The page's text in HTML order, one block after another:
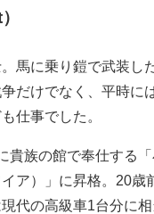
馬に乗り鎧で武装し
だけでなく、平時に
仕事でした。
貴族の館で奉仕する
ア）」に昇格。20
代の高級車1台分に